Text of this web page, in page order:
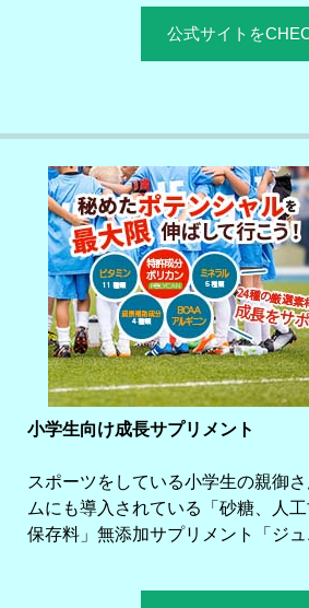
公式サイトを
小学生向け成長サプリメント
スポーツをしている小学生の親御
ムにも導入されている「砂糖、人工
保存料」無添加サプリメント「ジュ